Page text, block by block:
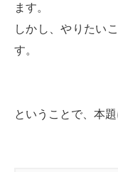
ます。
しかし、やりたい
す。
ということで、本題